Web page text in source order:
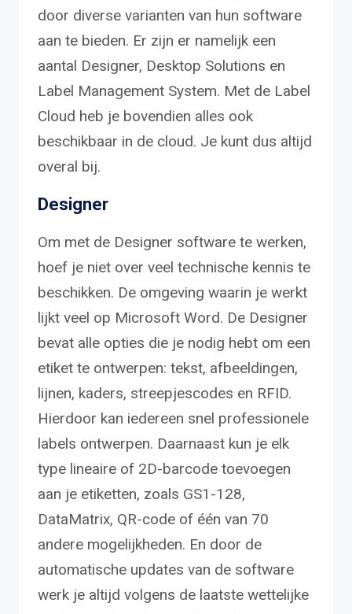
door diverse varianten van hun software
aan te bieden. Er zijn er namelijk een
aantal Designer, Desktop Solutions en
Label Management System. Met de Label
Cloud heb je bovendien alles ook
beschikbaar in de cloud. Je kunt dus altijd
overal bij.
Designer
Om met de Designer software te werken,
hoef je niet over veel technische kennis te
beschikken. De omgeving waarin je werkt
lijkt veel op Microsoft Word. De Designer
bevat alle opties die je nodig hebt om een
etiket te ontwerpen: tekst, afbeeldingen,
lijnen, kaders, streepjescodes en RFID.
Hierdoor kan iedereen snel professionele
labels ontwerpen. Daarnaast kun je elk
type lineaire of 2D-barcode toevoegen
aan je etiketten, zoals GS1-128,
DataMatrix, QR-code of één van 70
andere mogelijkheden. En door de
automatische updates van de software
werk je altijd volgens de laatste wettelijke